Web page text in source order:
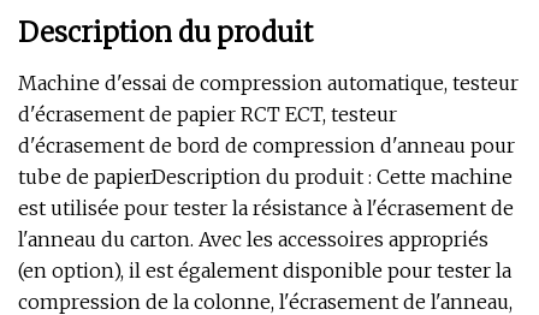
Description du produit
Machine d'essai de compression automatique, testeur
d'écrasement de papier RCT ECT, testeur
d'écrasement de bord de compression d'anneau pour
tube de papierDescription du produit : Cette machine
est utilisée pour tester la résistance à l'écrasement de
l'anneau du carton. Avec les accessoires appropriés
(en option), il est également disponible pour tester la
compression de la colonne, l'écrasement de l'anneau,